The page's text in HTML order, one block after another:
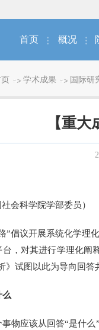
首页 概况
学术成果 国际研
【重
科学院学部委员）
议开展系统化学理化
，对其进行学理化阐
》试图以此为导向回答
应该从回答“是什么”